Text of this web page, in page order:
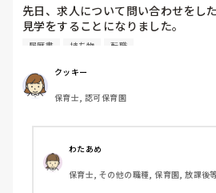
先日、求人について問い合わせをし
見学をすることになりました。
私としては求人に応募したという認
問しましたが、見学なので特にあり
このような場合は本当に見学だけで
でしょうか？
履歴書 持ち物 転職
クッキー
保育士, 認可保育園
わたあめ
保育士, その他の職種, 保育園, 放課後